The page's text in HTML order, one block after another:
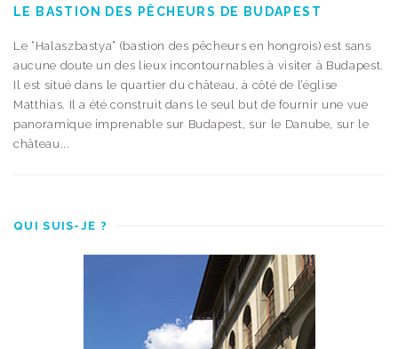
LE BASTION DES PÊCHEURS DE BUDAPEST
Le “Halaszbastya” (bastion des pêcheurs en hongrois) est sans
aucune doute un des lieux incontournables à visiter à Budapest.
Il est situé dans le quartier du château, à côté de l’église
Matthias. Il a été construit dans le seul but de fournir une vue
panoramique imprenable sur Budapest, sur le Danube, sur le
château...
QUI SUIS-JE ?